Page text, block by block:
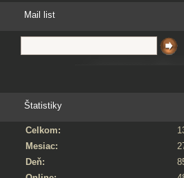
Mail list
Štatistiky
Celkom:
Mesiac:
Deň: